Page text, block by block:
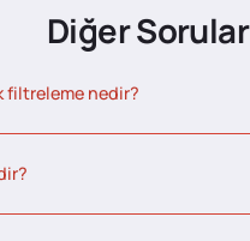
Diğer Sorular
filtreleme nedir?